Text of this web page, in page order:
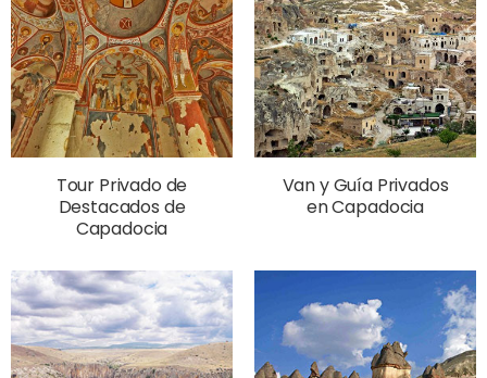
Tour Privado de
Destacados de
Capadocia
Van y Guía Privados
en Capadocia